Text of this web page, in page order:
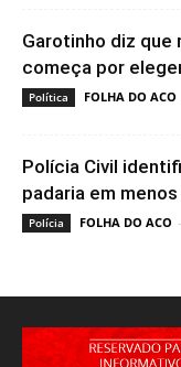
Garotinho diz que
começa por
Política FOLHA DO ACO
Polícia Civil
padaria em
Polícia FOLHA DO ACO -